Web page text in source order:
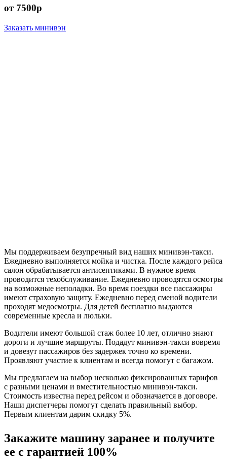
от 7500р
Заказать минивэн
Мы поддерживаем безупречный вид наших минивэн-такси.
Ежедневно выполняется мойка и чистка. После каждого рейса
салон обрабатывается антисептиками. В нужное время
проводится техобслуживание. Ежедневно проводятся осмотры
на возможные неполадки. Во время поездки все пассажиры
имеют страховую защиту. Ежедневно перед сменой водители
проходят медосмотры. Для детей бесплатно выдаются
современные кресла и люльки.
Водители имеют большой стаж более 10 лет, отлично знают
дороги и лучшие маршруты. Подадут минивэн-такси вовремя
и довезут пассажиров без задержек точно ко времени.
Проявляют участие к клиентам и всегда помогут с багажом.
Мы предлагаем на выбор несколько фиксированных тарифов
с разными ценами и вместительностью минивэн-такси.
Стоимость известна перед рейсом и обозначается в договоре.
Наши диспетчеры помогут сделать правильный выбор.
Первым клиентам дарим скидку 5%.
Закажите машину заранее и получите
ее с гарантией 100%